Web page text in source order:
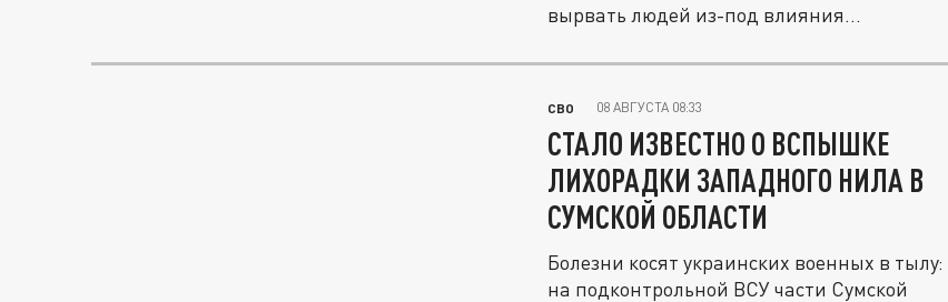
вырвать людей из-под влияния...
СВО 08 АВГУСТА 08:33
СТАЛО ИЗВЕСТНО О ВСПЫШКЕ
ЛИХОРАДКИ ЗАПАДНОГО НИЛА В
СУМСКОЙ ОБЛАСТИ
Болезни косят украинских военных в тылу:
на подконтрольной ВСУ части Сумской